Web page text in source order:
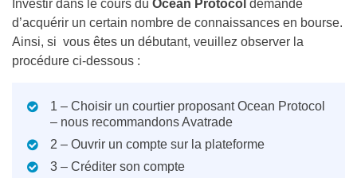
Investir dans le cours du Ocean Protocol demande
d’acquérir un certain nombre de connaissances en bourse.
Ainsi, si vous êtes un débutant, veuillez observer la
procédure ci-dessous :
1 – Choisir un courtier proposant Ocean Protocol
– nous recommandons Avatrade
2 – Ouvrir un compte sur la plateforme
3 – Créditer son compte